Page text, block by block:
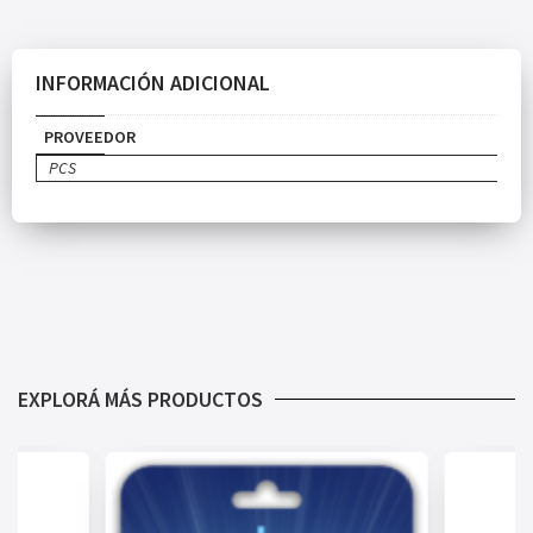
INFORMACIÓN ADICIONAL
PROVEEDOR
PCS
EXPLORÁ MÁS PRODUCTOS